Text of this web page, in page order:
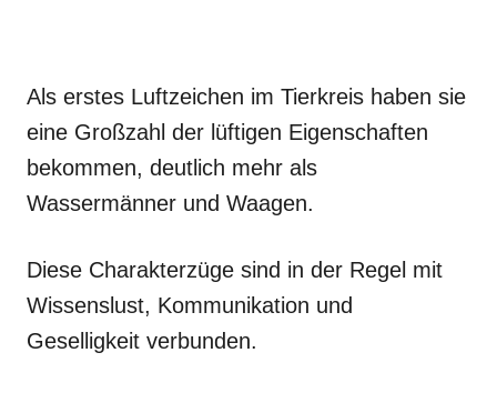
Als erstes Luftzeichen im Tierkreis haben sie
eine Großzahl der lüftigen Eigenschaften
bekommen, deutlich mehr als
Wassermänner und Waagen.
Diese Charakterzüge sind in der Regel mit
Wissenslust, Kommunikation und
Geselligkeit verbunden.